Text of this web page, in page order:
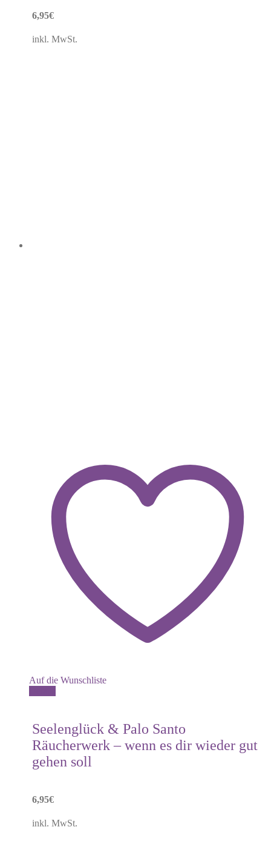
6,95€
inkl. MwSt.
Auf die Wunschliste
Seelenglück & Palo Santo
Räucherwerk – wenn es dir wieder gut
gehen soll
6,95€
inkl. MwSt.